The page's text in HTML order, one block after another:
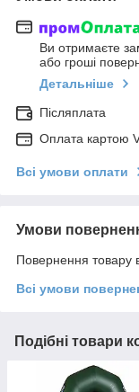
Ви отримаєте
або гроші
Детальніше
Післяплата
Оплата картою
Всі умови оплати
Умови
Повернення товару
Всі умови
Подібні товари